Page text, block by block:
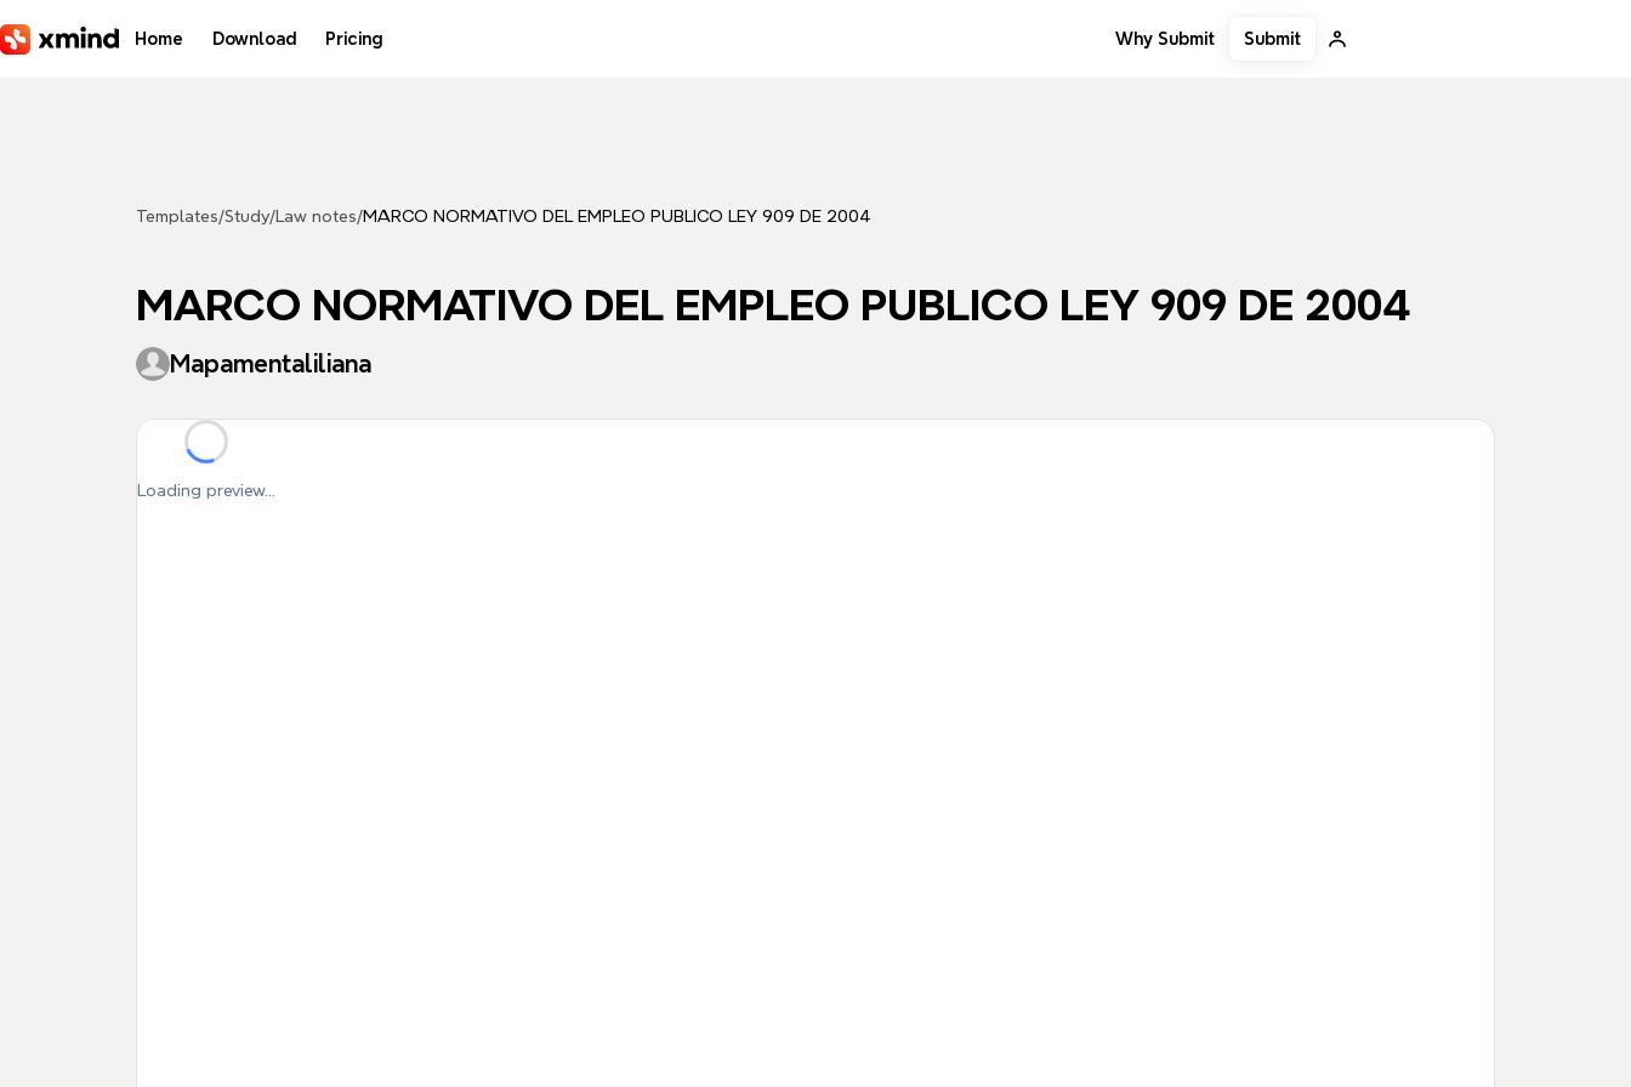
Home Download Pricing Why Submit Submit
Templates/Study/ Law notes/MARCO NORMATIVO DEL EMPLEO PUBLICO LEY 909 DE 2004
MARCO NORMATIVO DEL EMPLEO PUBLICO LEY 909 DE 2004
Mapamentaliliana
Loading preview...